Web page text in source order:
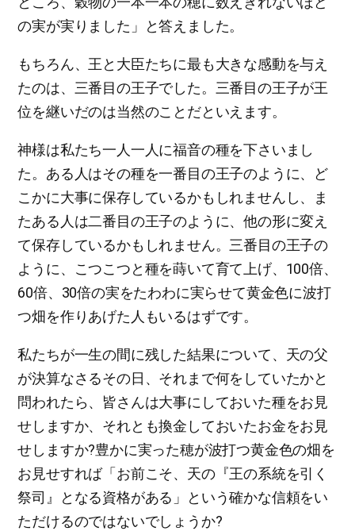
の実が実りました」と答えました。
もちろん、王と大臣たちに最も大きな感動を与え
たのは、三番目の王子でした。三番目の王子が王
位を継いだのは当然のことだといえます。
神様は私たち一人一人に福音の種を下さいまし
た。ある人はその種を一番目の王子のように、ど
こかに大事に保存しているかもしれませんし、ま
たある人は二番目の王子のように、他の形に変え
て保存しているかもしれません。三番目の王子の
ように、こつこつと種を蒔いて育て上げ、100倍、
60倍、30倍の実をたわわに実らせて黄金色に波打
つ畑を作りあげた人もいるはずです。
私たちが一生の間に残した結果について、天の父
が決算なさるその日、それまで何をしていたかと
問われたら、皆さんは大事にしておいた種をお見
せしますか、それとも換金しておいたお金をお見
せしますか?豊かに実った穂が波打つ黄金色の畑を
お見せすれば「お前こそ、天の『王の系統を引く
祭司』となる資格がある」という確かな信頼をい
ただけるのではないでしょうか?